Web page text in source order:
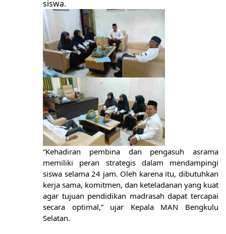
siswa.
“Kehadiran pembina dan pengasuh asrama
memiliki peran strategis dalam mendampingi
siswa selama 24 jam. Oleh karena itu, dibutuhkan
kerja sama, komitmen, dan keteladanan yang kuat
agar tujuan pendidikan madrasah dapat tercapai
secara optimal,” ujar Kepala MAN Bengkulu
Selatan.